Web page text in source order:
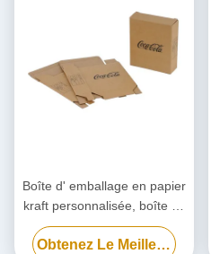
Boîte d' emballage en papier
kraft personnalisée, boîte en
carton écologique
Obtenez Le Meilleur Prix